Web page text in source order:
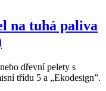
na tuhá paliva
dřevní pelety s
třídu 5 a „Ekodesign”.